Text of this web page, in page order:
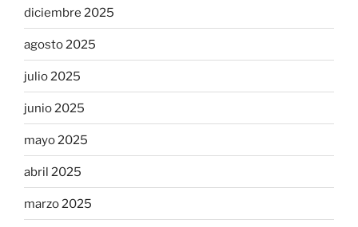
diciembre 2025
agosto 2025
julio 2025
junio 2025
mayo 2025
abril 2025
marzo 2025